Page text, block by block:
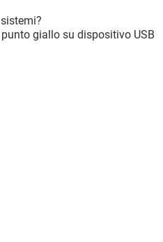
giallo su dispositivo USB